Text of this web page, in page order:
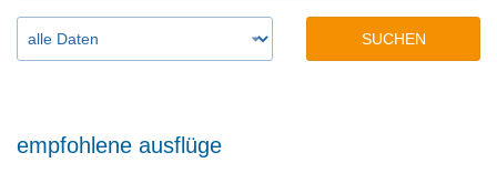
SUCHEN
empfohlene ausflüge